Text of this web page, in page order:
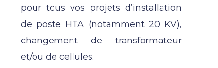
pour tous vos projets d’installation
de poste HTA (notamment 20 KV),
changement de transformateur
et/ou de cellules.